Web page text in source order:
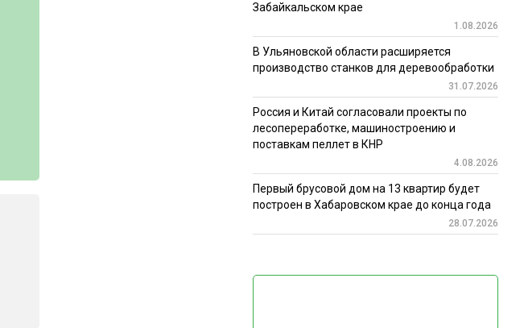
Забайкальском крае
1.08.2026
В Ульяновской области расширяется
производство станков для деревообработки
31.07.2026
Россия и Китай согласовали проекты по
лесопереработке, машиностроению и
поставкам пеллет в КНР
4.08.2026
Первый брусовой дом на 13 квартир будет
построен в Хабаровском крае до конца года
28.07.2026